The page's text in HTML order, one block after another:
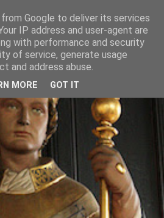
Google to deliver its services
IP address and user-agent are
with performance and security
of service, generate usage
and address abuse.
MORE GOT IT